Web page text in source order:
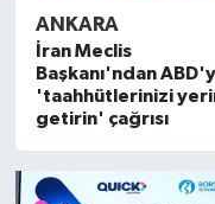
ANKARA
İran Meclis
Başkanı'ndan
'taahhütlerinizi
getirin' çağrısı
Turizm
Haber Arşivi